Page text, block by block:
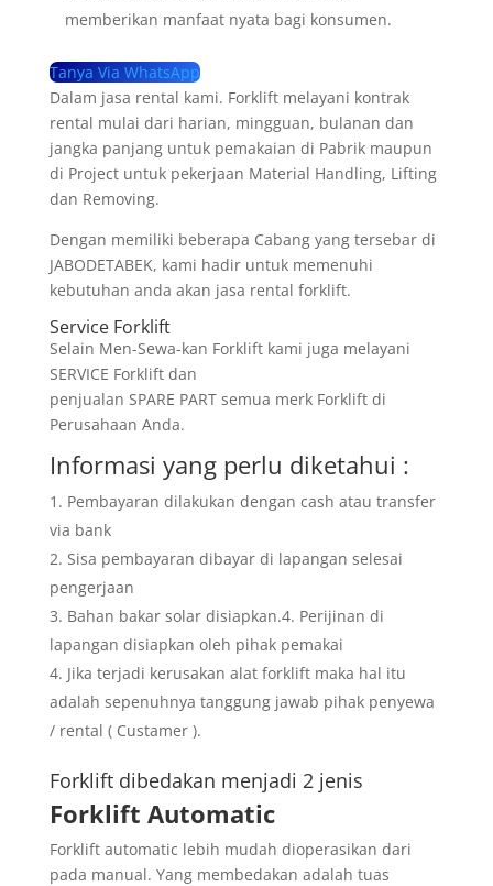
memberikan manfaat nyata bagi konsumen.
Tanya Via WhatsApp
Dalam jasa rental kami. Forklift melayani kontrak
rental mulai dari harian, mingguan, bulanan dan
jangka panjang untuk pemakaian di Pabrik maupun
di Project untuk pekerjaan Material Handling, Lifting
dan Removing.
Dengan memiliki beberapa Cabang yang tersebar di
JABODETABEK, kami hadir untuk memenuhi
kebutuhan anda akan jasa rental forklift.
Service Forklift
Selain Men-Sewa-kan Forklift kami juga melayani
SERVICE Forklift dan
penjualan SPARE PART semua merk Forklift di
Perusahaan Anda.
Informasi yang perlu diketahui :
Pembayaran dilakukan dengan cash atau transfer
via bank
Sisa pembayaran dibayar di lapangan selesai
pengerjaan
Bahan bakar solar disiapkan.4. Perijinan di
lapangan disiapkan oleh pihak pemakai
Jika terjadi kerusakan alat forklift maka hal itu
adalah sepenuhnya tanggung jawab pihak penyewa
/ rental ( Custamer ).
Forklift dibedakan menjadi 2 jenis
Forklift Automatic
Forklift automatic lebih mudah dioperasikan dari
pada manual. Yang membedakan adalah tuas